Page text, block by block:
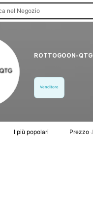
nel Negozio
ROTTOGOON-QTG
Venditore
I più popolari Prezzo